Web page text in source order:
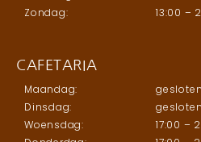
Zondag:
13:00 –
CAFETARIA
Maandag:
Dinsdag:
Woensdag:
gesloten
gesloten
17:00 –